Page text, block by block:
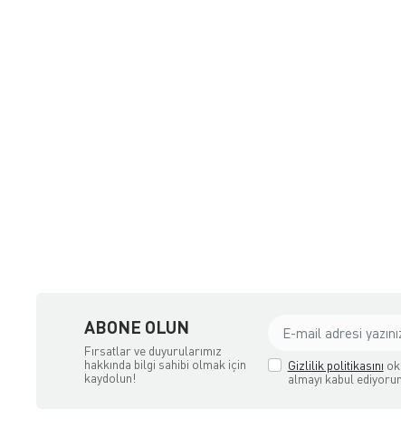
ABONE OLUN
Fırsatlar ve duyurularımız
hakkında bilgi sahibi olmak için
kaydolun!
Gizlilik politikasını
almayı kabul